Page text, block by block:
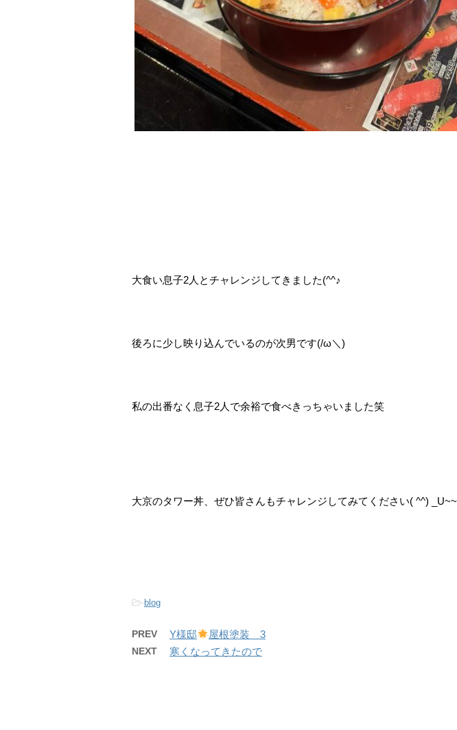
大食い息子2人とチャレンジしてきました(^^♪
後ろに少し映り込んでいるのが次男です(/ω＼)
私の出番なく息子2人で余裕で食べきっちゃいました笑
大京のタワー丼、ぜひ皆さんもチャレンジしてみてください( ^^) _U~~
-blog
PREV Y様邸 屋根塗装 3
NEXT 寒くなってきたので